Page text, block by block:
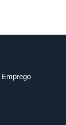
Emprego